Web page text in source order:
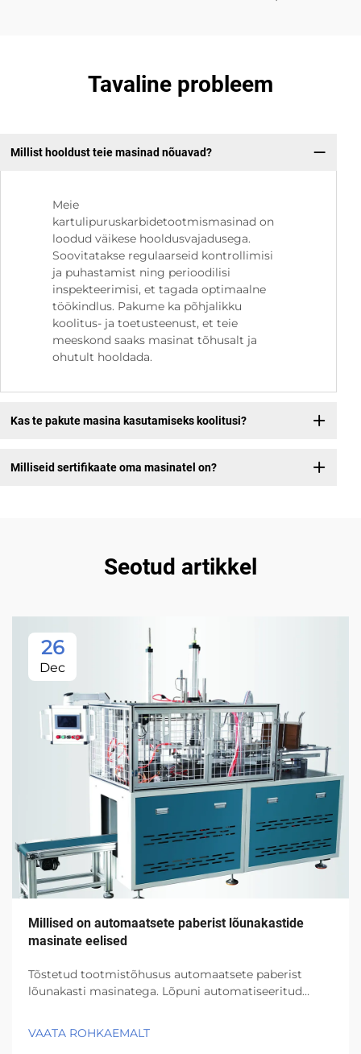
Tavaline probleem
Millist hooldust teie masinad nõuavad?
Meie
kartulipuruskarbidetootmismasinad on
loodud väikese hooldusvajadusega.
Soovitatakse regulaarseid kontrollimisi
ja puhastamist ning perioodilisi
inspekteerimisi, et tagada optimaalne
töökindlus. Pakume ka põhjalikku
koolitus- ja toetusteenust, et teie
meeskond saaks masinat tõhusalt ja
ohutult hooldada.
Kas te pakute masina kasutamiseks koolitusi?
Milliseid sertifikaate oma masinatel on?
Seotud artikkel
26
Dec
Millised on automaatsete paberist lõunakastide
masinate eelised
Tõstetud tootmistõhusus automaatsete paberist
lõunakasti masinatega. Lõpuni automatiseeritud
lõunakasti masinad eemaldavad kõik need tüüsed
VAATA ROHKAEMALT